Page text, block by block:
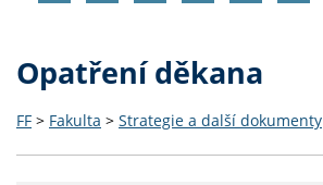
Opatření děkana
FF > Fakulta > Strategie a další dokumenty